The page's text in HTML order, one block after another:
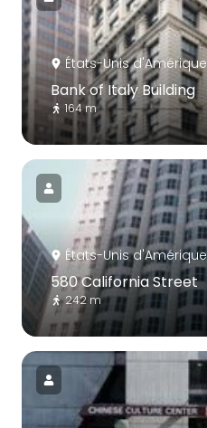
États-Unis d'Amérique
Bank of Italy Building
164 m
États-Unis d'Amérique
580 California Street
242 m